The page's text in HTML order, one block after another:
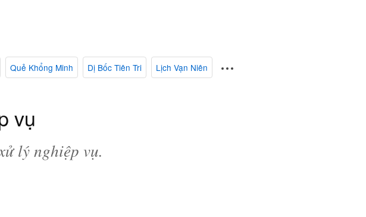
Quẻ Khổng Minh Dị Bốc Tiên Tri
Lịch Vạn Niên
vụ
lý nghiệp vụ.